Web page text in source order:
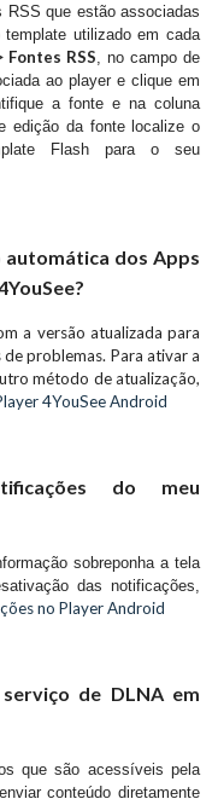
que estão associadas
utilizado em cada
Fontes RSS , no campo de
ao player e clique em
a fonte e na coluna
edição da fonte localize o
Flash para o seu
automática dos Apps
a versão atualizada para
problemas. Para ativar a
método de atualização,
4YouSee Android
do meu
sobreponha a tela
das notificações,
no Player Android
de DLNA em
que são acessíveis pela
conteúdo diretamente